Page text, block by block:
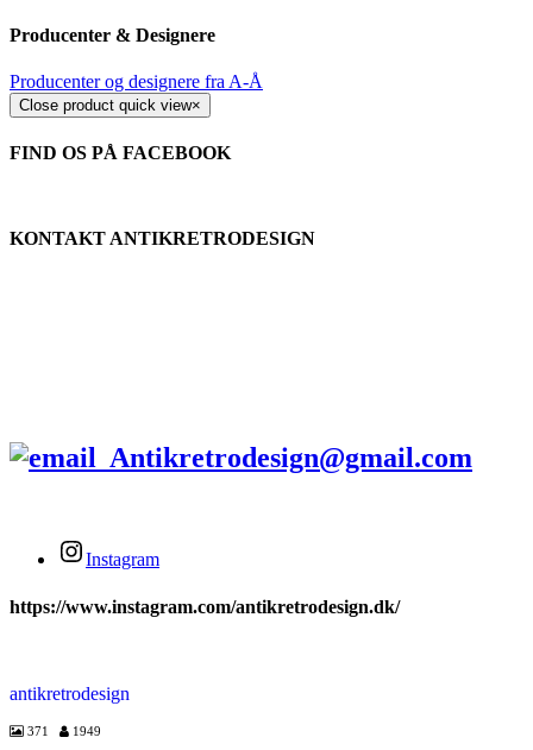
Producenter & Designere
Producenter og designere fra A-Å
Close product quick view×
FIND OS PÅ FACEBOOK
KONTAKT ANTIKRETRODESIGN
Antikretrodesign@gmail.com
Instagram
https://www.instagram.com/antikretrodesign.dk/
antikretrodesign
371 1949